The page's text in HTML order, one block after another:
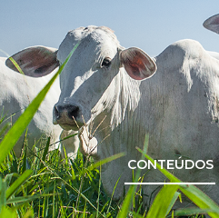
CONTEÚDOS